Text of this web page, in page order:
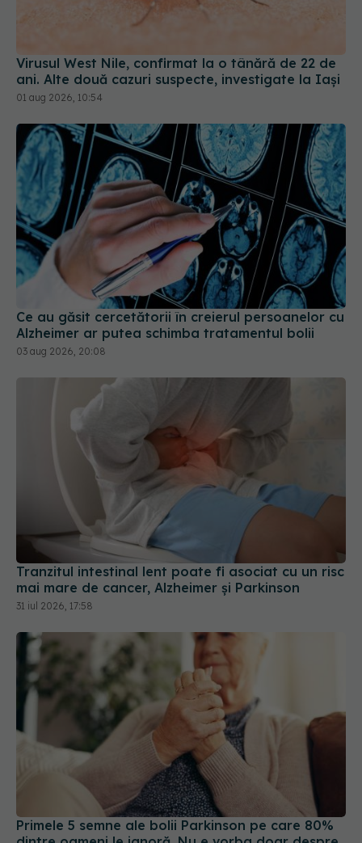
Virusul West Nile, confirmat la o tânără de 22 de
01 aug 2026, 10:54
Ce au găsit cercetătorii în creierul persoanelor cu
Alzheimer ar putea schimba tratamentul bolii
03 aug 2026, 20:08
Tranzitul intestinal lent poate fi asociat cu un risc
mai mare de cancer, Alzheimer și Parkinson
31 iul 2026, 17:58
Primele 5 semne ale bolii Parkinson pe care 80%
dintre oameni le ignoră. Nu e vorba doar despre
tremor
05 aug 2026, 17:31